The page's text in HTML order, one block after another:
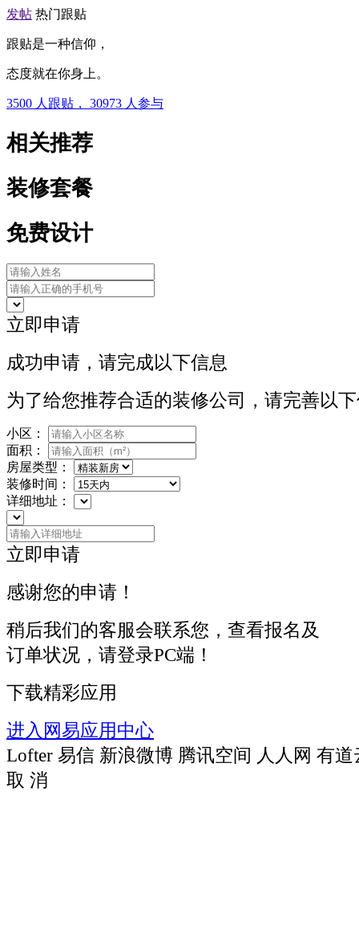
发帖 热门跟贴
跟贴是一种信仰，
态度就在你身上。
3500 人跟贴， 30973 人参与
相关推荐
装修套餐
免费设计
立即申请
成功申请，请完成以下信息
为了给您推荐合适的装修公司，请完善以
小区：
面积：
房屋类型：
装修时间：
详细地址：
立即申请
感谢您的申请！
稍后我们的客服会联系您，查看报名及
订单状况，请登录PC端！
下载精彩应用
进入网易应用中心
Lofter 易信 新浪微博 腾讯空间 人人网 有道
取 消